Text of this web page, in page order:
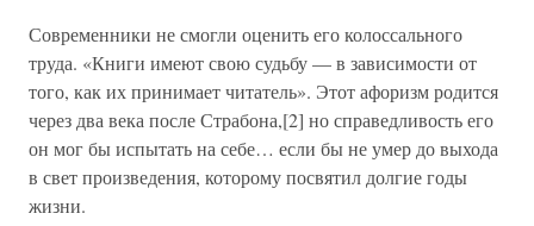
Современники не смогли оценить его колоссального
труда. «Книги имеют свою судьбу — в зависимости от
того, как их принимает читатель». Этот афоризм родится
через два века после Страбона,[2] но справедливость его
он мог бы испытать на себе… если бы не умер до выхода
в свет произведения, которому посвятил долгие годы
жизни.